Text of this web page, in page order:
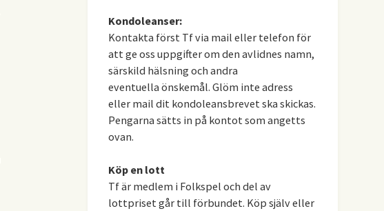
Kondoleanser:
Kontakta först Tf via mail eller telefon för
att ge oss uppgifter om den avlidnes namn,
särskild hälsning och andra
eventuella önskemål. Glöm inte adress
eller mail dit kondoleansbrevet ska skickas.
Pengarna sätts in på kontot som angetts
ovan.
Köp en lott
Tf är medlem i Folkspel och del av
lottpriset går till förbundet. Köp själv eller